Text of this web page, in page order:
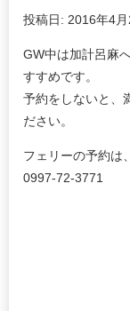
投稿日: 2016年4月
GW中は加計呂麻
すすめです。
予約をしないと、
ださい。
フェリーの予約は
0997-72-3771